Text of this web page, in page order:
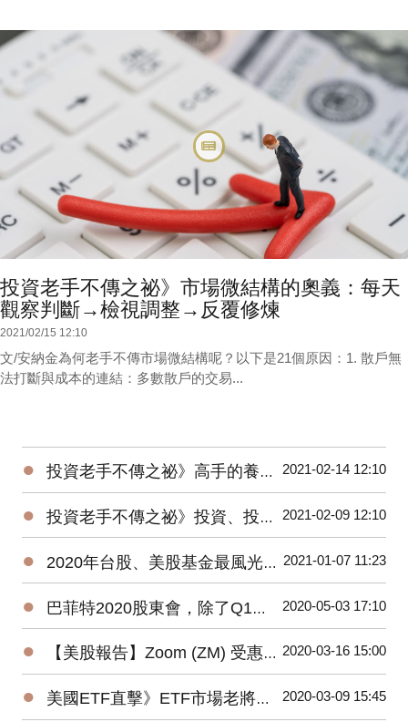
投資老手不傳之祕》市場微結構的奧義：每天
觀察判斷→檢視調整→反覆修煉
2021/02/15 12:10
文/安納金為何老手不傳市場微結構呢？以下是21個原因：1. 散戶無
法打斷與成本的連結：多數散戶的交易...
● 投資老手不傳之祕》高手的養成3階段：開放心胸 + 廣泛學習 + 大空頭洗禮 2021-02-14 12:10
● 投資老手不傳之祕》投資、投機、避險——3種部位都要嚴守各自紀律 2021-02-09 12:10
● 2020年台股、美股基金最風光，平均績效超過15%，能源基金谷底翻身大賺逾160%！ 2021-01-07 11:23
● 巴菲特2020股東會，除了Q1虧損，接下來投資人應該注意那些事？ 2020-05-03 17:10
● 【美股報告】Zoom (ZM) 受惠疫情，2019Q4財報及2020展望 2020-03-16 15:00
● 美國ETF直擊》ETF市場老將新兵爭鋒，誰是資金最青睞的No1？ 2020-03-09 15:45